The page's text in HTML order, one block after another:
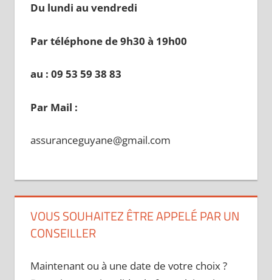
Du lundi au vendredi
Par téléphone de 9h30 à 19h00
au : 09 53 59 38 83
Par Mail :
assuranceguyane@gmail.com
VOUS SOUHAITEZ ÊTRE APPELÉ PAR UN
CONSEILLER
Maintenant ou à une date de votre choix ?